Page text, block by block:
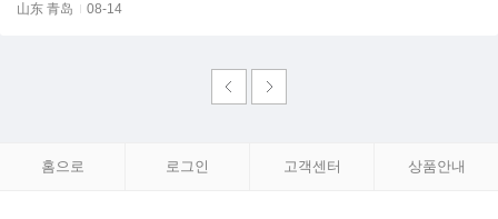
山东 青岛 08-14
홈으로 로그인 고객센터 상품안내